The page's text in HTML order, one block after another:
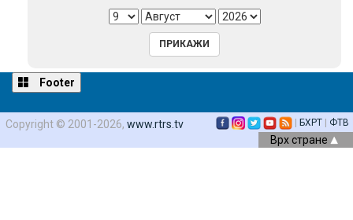
Footer
Copyright © 2001-2026, www.rtrs.tv БХРТ ФТВ
Врх стране